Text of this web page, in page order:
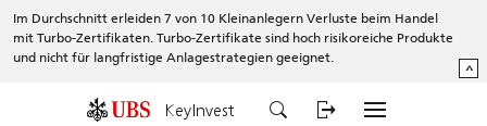
Im Durchschnitt erleiden 7 von 10 Kleinanlegern Verluste beim Handel
mit Turbo-Zertifikaten. Turbo-Zertifikate sind hoch risikoreiche Produkte
und nicht für langfristige Anlagestrategien geeignet.
^
KeyInvest